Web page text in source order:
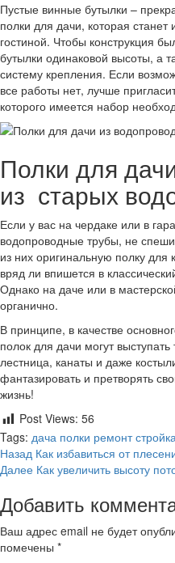
Пустые винные бутылки –
полки для дачи, которая
гостиной. Чтобы конструкция
бутылки одинаковой высоты, а
систему крепления. Если
все работы нет, лучше
которого имеется набор
Полки для
из старых
Если у вас на чердаке или в
водопроводные трубы, не
из них оригинальную полку для
вряд ли впишется в
Однако на даче или в
органично.
В принципе, в качестве
полок для дачи могут
лестница, канаты и даже
фантазировать и претворять
жизнь!
Post Views: 56
Tags: дача полки ремонт стройка
Продолжить
чтение
Назад Как избавиться от
Далее Как увеличить высоту
Добавить
Ваш адрес email не будет
помечены *